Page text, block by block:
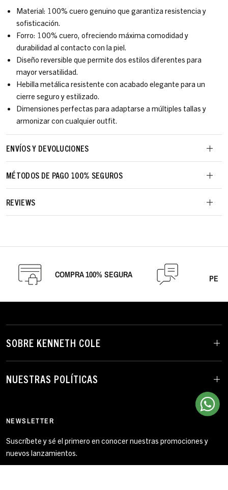
Material: 100% cuero genuino que garantiza resistencia y
sofisticación.
Forro: 100% cuero, ofreciendo máxima comodidad y
durabilidad al contacto con la piel.
Diseño reversible que permite dos estilos diferentes para
mayor versatilidad.
Hebilla metálica resistente con acabado elegante para un
cierre seguro y estilizado.
Dimensiones perfectas para adaptarse a múltiples tallas y
armonizar con cualquier outfit.
ENVÍOS Y DEVOLUCIONES
MÉTODOS DE PAGO 100% SEGUROS
REVIEWS
COMPRA 100% SEGURA
SOBRE KENNETH COLE
NUESTRAS POLÍTICAS
NEWSLETTER
Suscríbete y sé el primero en conocer nuestras promociones y
nuevos lanzamientos.